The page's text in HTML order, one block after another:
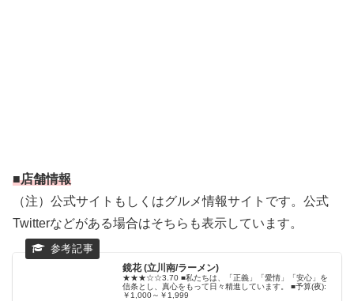
■店舗情報
（注）公式サイトもしくはグルメ情報サイトです。公式
Twitterなどがある場合はそちらも表示しています。
鏡花 (立川南/ラーメン)
★★★☆☆3.70 ■私たちは、「正義」「愛情」「安心」を
信条とし、真心をもって日々精進しています。 ■予算(夜):
￥1,000～￥1,999